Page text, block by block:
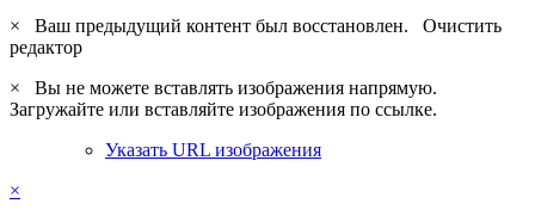
×
Ваш предыдущий контент был восстановлен. Очистить
редактор
×
Вы не можете вставлять изображения напрямую.
Загружайте или вставляйте изображения по ссылке.
Указать URL изображения
×